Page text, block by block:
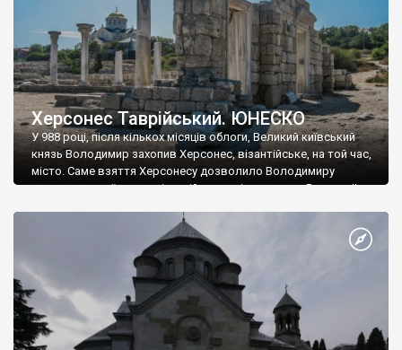
Херсонес Таврійський. ЮНЕСКО
У 988 році, після кількох місяців облоги, Великий київський
князь Володимир захопив Херсонес, візантійське, на той час,
місто. Саме взяття Херсонесу дозволило Володимиру
диктувати свої умови візантійському імператору Василю ІІ, та
Херсонесі Володимир-язичник, став Василем-християнином.
А потім було Хрещення Русі. На честь Херсонесу Таврійського